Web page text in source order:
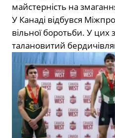
майстерність на
У Канаді відбувся
вільної боротьби. У цих
талановитий